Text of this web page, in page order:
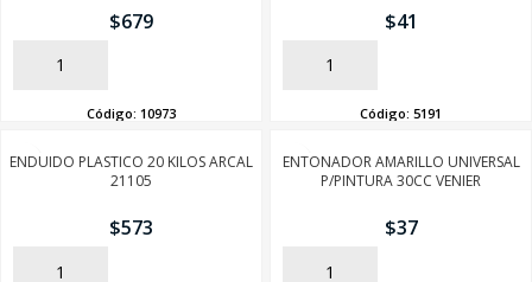
$679
AÑADIR
Código: 10973
$41
AÑADIR
Código: 5191
ENDUIDO PLASTICO 20 KILOS ARCAL
21105
$573
AÑADIR
ENTONADOR AMARILLO UNIVERSAL
P/PINTURA 30CC VENIER
$37
AÑADIR